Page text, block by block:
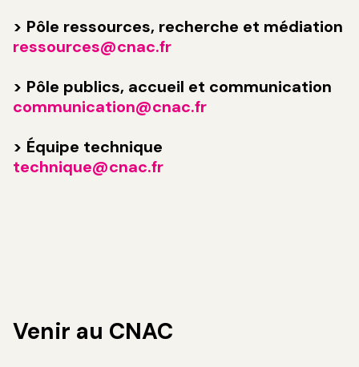
> Pôle ressources, recherche et médiation
ressources@cnac.fr
> Pôle publics, accueil et communication
communication@cnac.fr
> Équipe technique
technique@cnac.fr
Venir au CNAC